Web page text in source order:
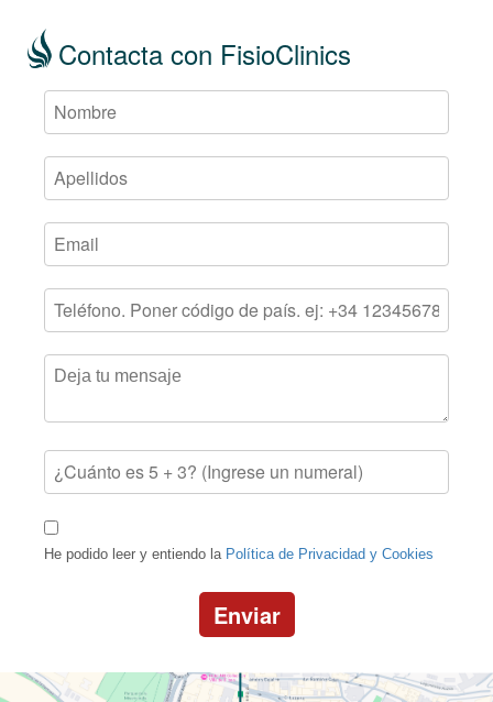
Contacta con FisioClinics
He podido leer y entiendo la Política de Privacidad y Cookies
Enviar